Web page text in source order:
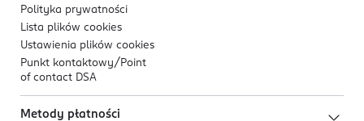
Polityka prywatności
Lista plików cookies
Ustawienia plików cookies
Punkt kontaktowy/ Point
of contact DSA
Metody płatności